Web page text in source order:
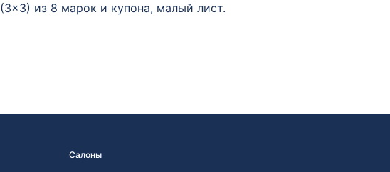
из 8 марок и купона, малый лист.
Салоны